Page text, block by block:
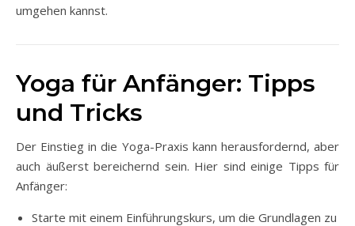
umgehen kannst.
Yoga für Anfänger: Tipps
und Tricks
Der Einstieg in die Yoga-Praxis kann herausfordernd, aber
auch äußerst bereichernd sein. Hier sind einige Tipps für
Anfänger:
Starte mit einem Einführungskurs, um die Grundlagen zu